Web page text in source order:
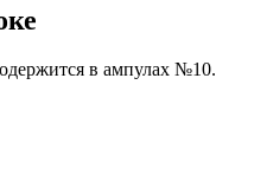
в ампулах №10.